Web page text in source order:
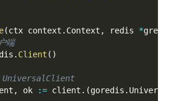
(ctx context . Context , redis *
端
. Client ( )
UniversalClient
, ok := client . (goredis .